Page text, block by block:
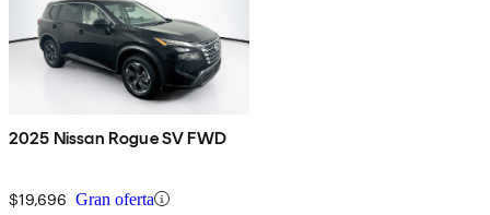
2025 Nissan Rogue SV FWD
$19,696 Gran oferta